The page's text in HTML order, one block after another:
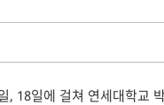
, 18일에 걸쳐 연세대학교